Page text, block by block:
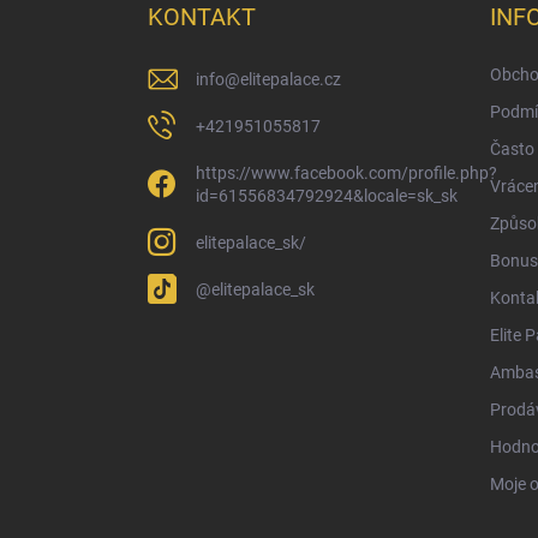
KONTAKT
info@elitepalace.cz
+421951055817
https://www.facebook.com/profile.php?
id=61556834792924&locale=sk_sk
elitepalace_sk/
@elitepalace_sk
Elite
Moje